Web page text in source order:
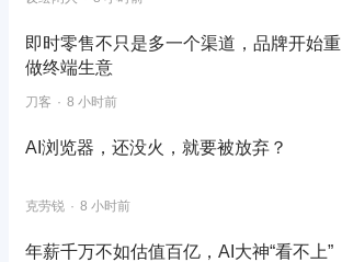
即时零售不只是多一个渠道，品牌开始重
做终端生意
刀客 8 小时前
AI浏览器，还没火，就要被放弃？
克劳锐 8 小时前
年薪千万不如估值百亿，AI大神“看不上”